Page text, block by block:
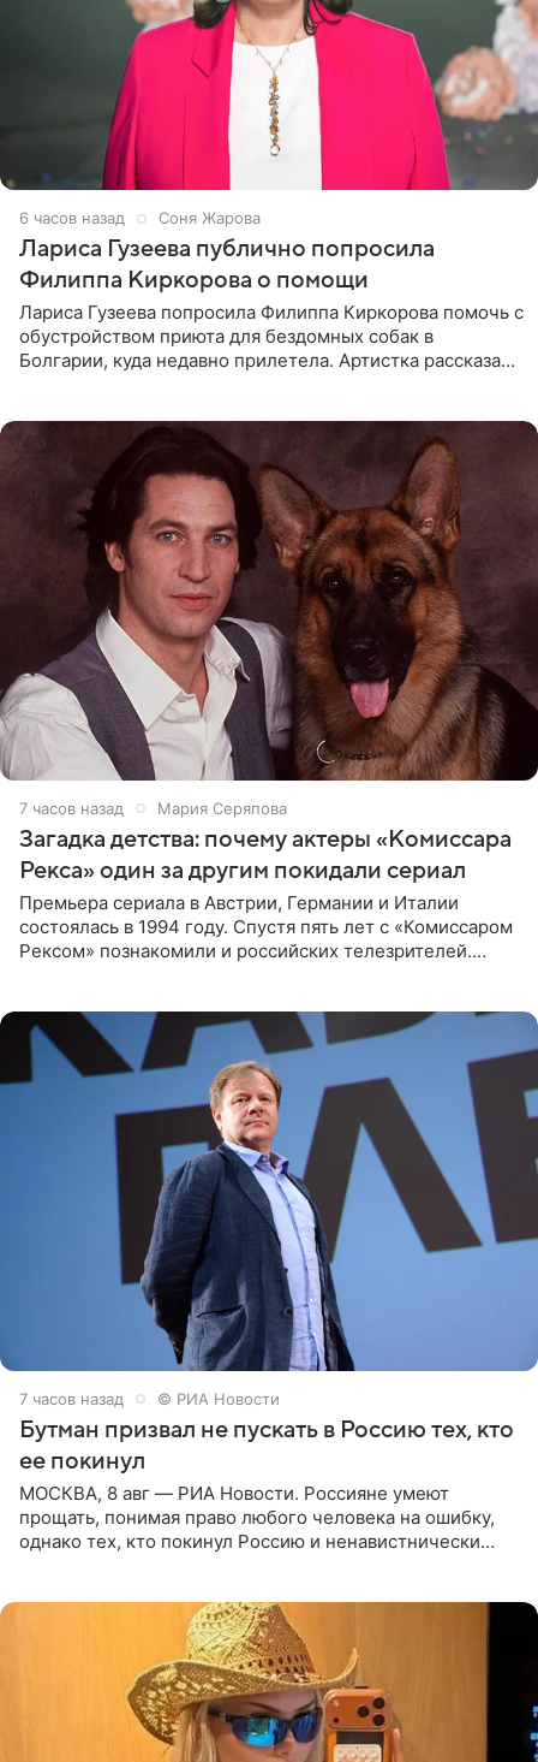
6 часов назад Соня Жарова
Лариса Гузеева публично попросила
Филиппа Киркорова о помощи
Лариса Гузеева попросила Филиппа Киркорова помочь с
обустройством приюта для бездомных собак в
Болгарии, куда недавно прилетела. Артистка рассказала
7 часов назад Мария Серяпова
Загадка детства: почему актеры «Комиссара
Рекса» один за другим покидали сериал
Премьера сериала в Австрии, Германии и Италии
состоялась в 1994 году. Спустя пять лет с «Комиссаром
Рексом» познакомили и российских телезрителей.
7 часов назад © РИА Новости
Бутман призвал не пускать в Россию тех, кто
ее покинул
МОСКВА, 8 авг — РИА Новости. Россияне умеют
прощать, понимая право любого человека на ошибку,
однако тех, кто покинул Россию и ненавистнически